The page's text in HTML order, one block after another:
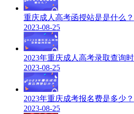
重庆成人高考函授站是是什么？
2023-08-25
2023年重庆成人高考录取查询
2023-08-25
2023年重庆成考报名费是多少？
2023-08-25